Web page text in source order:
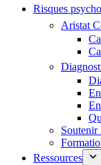
Risques
Aristat
Soutenir
Ressources